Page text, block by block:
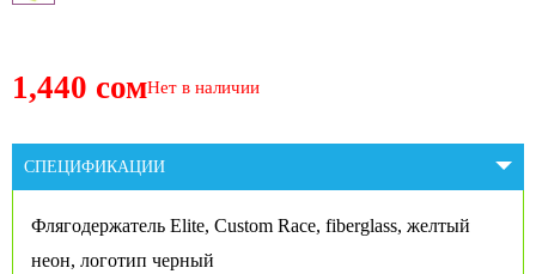
1,440 сомНет в наличии
СПЕЦИФИКАЦИИ
Флягодержатель Elite, Custom Race, fiberglass, желтый
неон, логотип черный